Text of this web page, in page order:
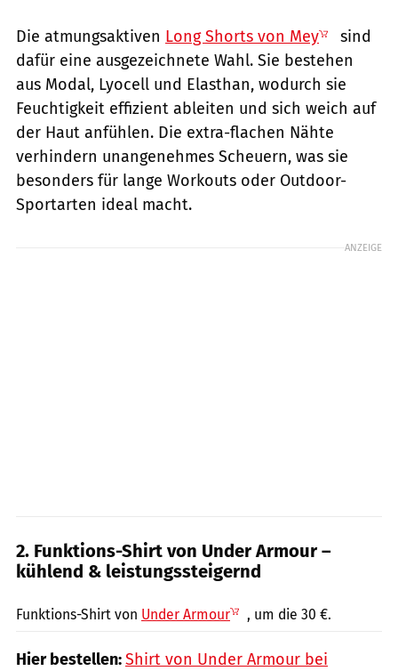
Die atmungsaktiven Long Shorts von Mey
sind
dafür eine ausgezeichnete Wahl. Sie bestehen
aus Modal, Lyocell und Elasthan, wodurch sie
Feuchtigkeit effizient ableiten und sich weich auf
der Haut anfühlen. Die extra-flachen Nähte
verhindern unangenehmes Scheuern, was sie
besonders für lange Workouts oder Outdoor-
Sportarten ideal macht.
ANZEIGE
2. Funktions-Shirt von Under Armour –
kühlend & leistungssteigernd
Funktions-Shirt von Under Armour , um die 30 €.
Hier bestellen:Shirt von Under Armour bei